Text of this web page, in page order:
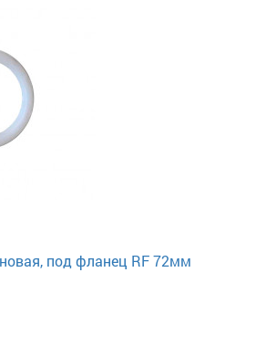
под фланец RF 72мм